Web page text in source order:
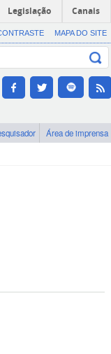
Legislação Canais
MAPA DO SITE
Área de imprensa